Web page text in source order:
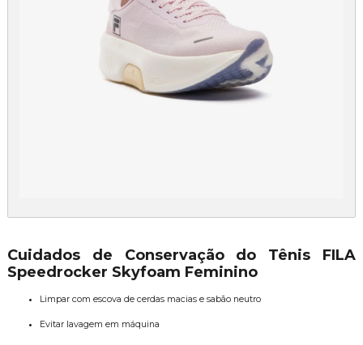
Cuidados de Conservação do Tênis FILA
Speedrocker Skyfoam Feminino
Limpar com escova de cerdas macias e sabão neutro
Evitar lavagem em máquina